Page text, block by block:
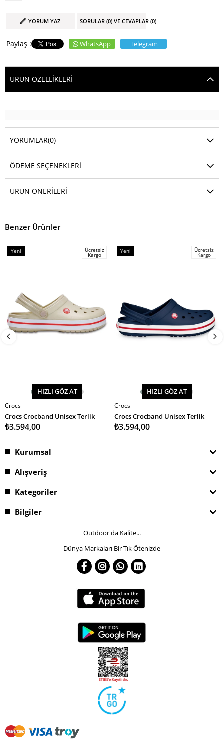
YORUM YAZ SORULAR (0) VE CEVAPLAR (0)
WhatsApp Telegram
ÜRÜN ÖZELLIKLERI
YORUMLAR(0)
ÖDEME SEÇENEKLERI
ÜRÜN ÖNERILERI
Benzer Ürünler
SEPETE EKLE
Yeni
Ücretsiz
Kargo
HIZLI GÖZ AT
Crocs
Crocs Crocband Unisex Terlik
₺3.594,00
SEPETE EKLE
Yeni
Ücretsiz
Kargo
HIZLI GÖZ AT
Crocs
Crocs Crocband Unisex Terlik
₺3.594,00
Kurumsal
Alışveriş
Kategoriler
Bilgiler
Outdoor'da Kalite...
Dünya Markaları Bir Tık Ötenizde